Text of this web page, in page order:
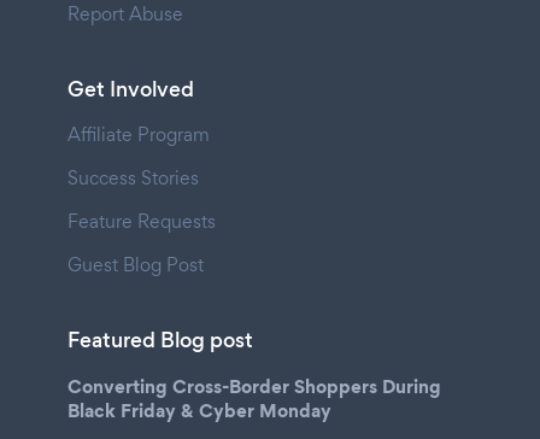
Report Abuse
Get Involved
Affiliate Program
Success Stories
Feature Requests
Guest Blog Post
Featured Blog post
Converting Cross-Border Shoppers During
Black Friday & Cyber Monday